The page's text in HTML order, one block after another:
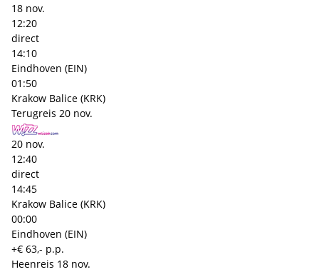
18 nov.
12:20
direct
14:10
Eindhoven (EIN)
01:50
Krakow Balice (KRK)
Terugreis 20 nov.
20 nov.
12:40
direct
14:45
Krakow Balice (KRK)
00:00
Eindhoven (EIN)
+€ 63,- p.p.
Heenreis 18 nov.